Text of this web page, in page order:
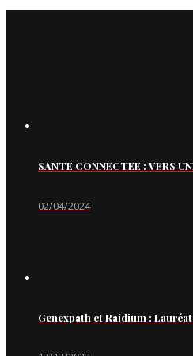
SANTE CONNECTEE : VERS
02/04/2024
Genexpath et Raidium :